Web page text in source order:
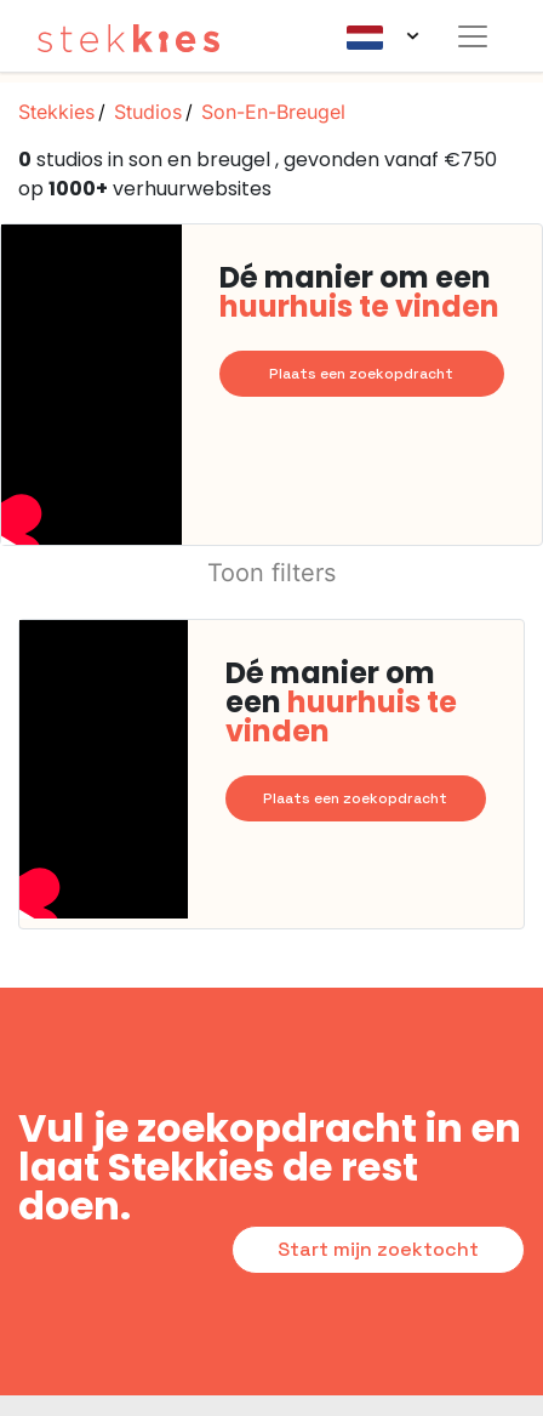
Stekkies Studios Son-En-Breugel
0 studios in son en breugel , gevonden vanaf €750
op1000+ verhuurwebsites
Dé manier om een
huurhuis te vinden
Plaats een zoekopdracht
Toon filters
Dé manier om
een huurhuis te
vinden
Plaats een zoekopdracht
Vul je zoekopdracht in en
laat Stekkies de rest
doen.
Start mijn zoektocht